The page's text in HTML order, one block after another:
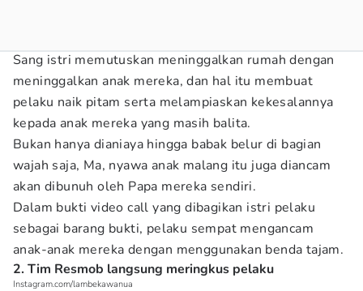
Sang istri memutuskan meninggalkan rumah dengan
meninggalkan anak mereka, dan hal itu membuat
pelaku naik pitam serta melampiaskan kekesalannya
kepada anak mereka yang masih balita.
Bukan hanya dianiaya hingga babak belur di bagian
wajah saja, Ma, nyawa anak malang itu juga diancam
akan dibunuh oleh Papa mereka sendiri.
Dalam bukti video call yang dibagikan istri pelaku
sebagai barang bukti, pelaku sempat mengancam
anak-anak mereka dengan menggunakan benda tajam.
2. Tim Resmob langsung meringkus pelaku
Instagram.com/lambekawanua